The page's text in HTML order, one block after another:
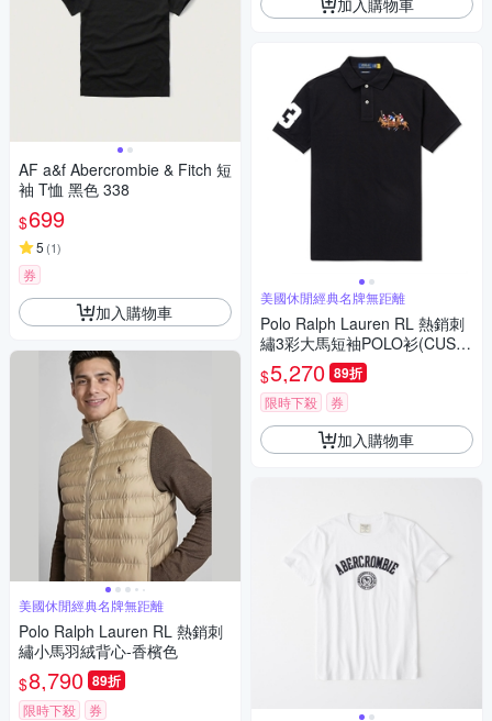
AF a&f Abercrombie & Fitch 短
袖 T恤 黑色 338
$699
5 (1)
券
加入購物車
美國休閒經典名牌無距離
Polo Ralph Lauren RL 熱銷刺
繡小馬羽絨背心-香檳色
$8,790 89折
限時下殺 券
美國休閒經典名牌無距離
Polo Ralph Lauren RL 熱銷刺
繡3彩大馬短袖POLO衫(CUST
OM SLIM FIT)-黑色
$5,270 89折
限時下殺 券
加入購物車